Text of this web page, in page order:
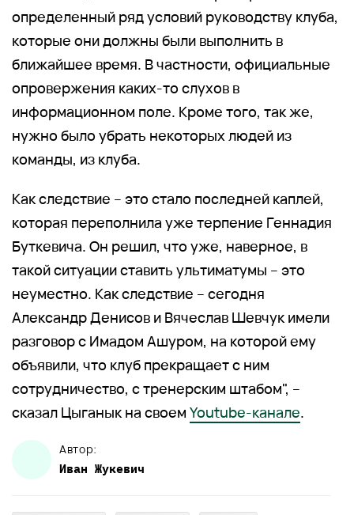
определенный ряд условий руководству клуба,
которые они должны были выполнить в
ближайшее время. В частности, официальные
опровержения каких-то слухов в
информационном поле. Кроме того, так же,
нужно было убрать некоторых людей из
команды, из клуба.
Как следствие – это стало последней каплей,
которая переполнила уже терпение Геннадия
Буткевича. Он решил, что уже, наверное, в
такой ситуации ставить ультиматумы – это
неуместно. Как следствие – сегодня
Александр Денисов и Вячеслав Шевчук имели
разговор с Имадом Ашуром, на которой ему
объявили, что клуб прекращает с ним
сотрудничество, с тренерским штабом", –
сказал Цыганык на своем Youtube-канале.
Автор:
Иван Жукевич